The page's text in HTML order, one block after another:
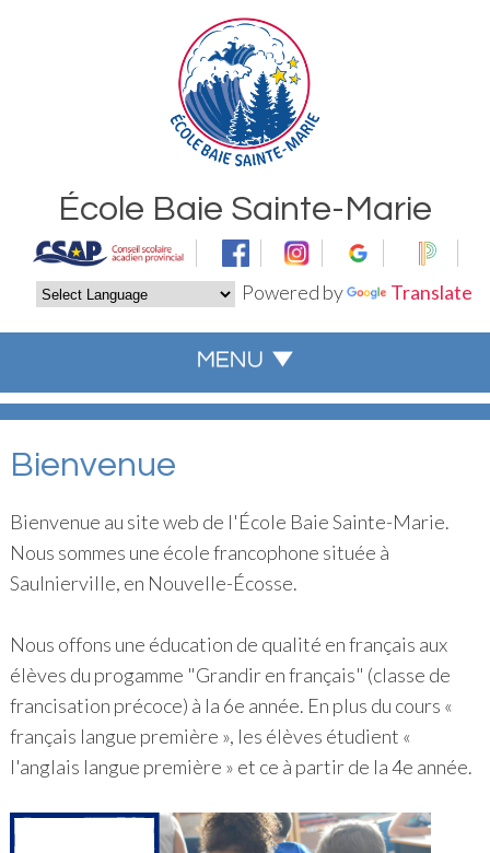
Powered by Translate
École Baie Sainte-Marie
Bienvenue
Bienvenue au site web de l'École Baie Sainte-Marie.
Nous sommes une école francophone située à
Saulnierville, en Nouvelle-Écosse.
Nous offons une éducation de qualité en français aux
élèves du progamme "Grandir en français" (classe de
francisation précoce) à la 6e année. En plus du cours «
français langue première », les élèves étudient «
l'anglais langue première » et ce à partir de la 4e année.